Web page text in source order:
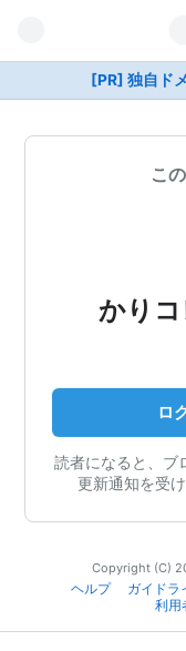
[PR] 独自ド
こ
かり
ロ
読者になると、ブ
更新通知を受
Copyright (C)
ヘルプ
ガイドラ
利用